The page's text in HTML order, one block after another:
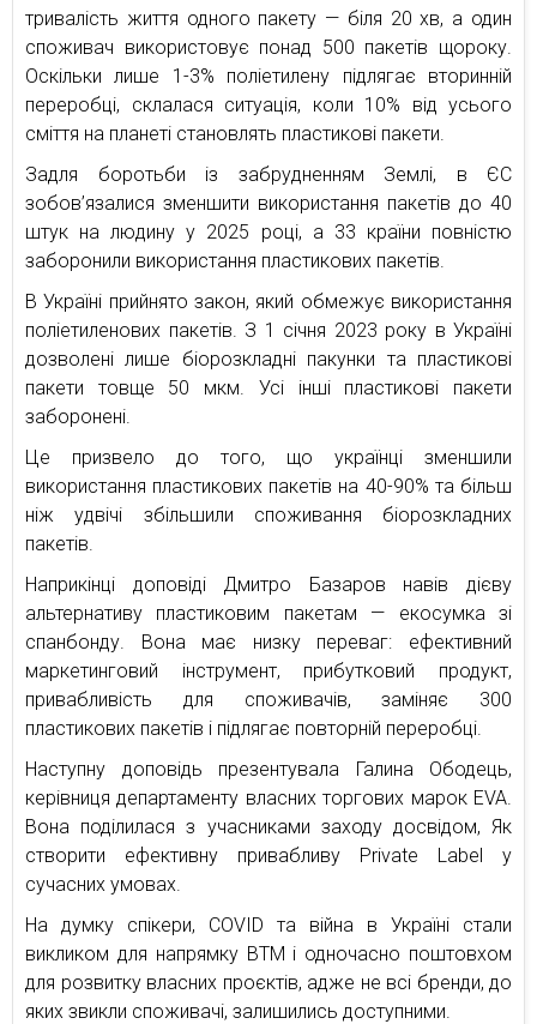
тривалість життя одного пакету — біля 20 хв, а один
споживач використовує понад 500 пакетів щороку.
Оскільки лише 1-3% поліетилену підлягає вторинній
переробці, склалася ситуація, коли 10% від усього
сміття на планеті становлять пластикові пакети.
Задля боротьби із забрудненням Землі, в ЄС
зобов’язалися зменшити використання пакетів до 40
штук на людину у 2025 році, а 33 країни повністю
заборонили використання пластикових пакетів.
В Україні прийнято закон, який обмежує використання
поліетиленових пакетів. З 1 січня 2023 року в Україні
дозволені лише біорозкладні пакунки та пластикові
пакети товще 50 мкм. Усі інші пластикові пакети
заборонені.
Це призвело до того, що українці зменшили
використання пластикових пакетів на 40-90% та більш
ніж удвічі збільшили споживання біорозкладних
пакетів.
Наприкінці доповіді Дмитро Базаров навів дієву
альтернативу пластиковим пакетам — екосумка зі
спанбонду. Вона має низку переваг: ефективний
маркетинговий інструмент, прибутковий продукт,
привабливість для споживачів, заміняє 300
пластикових пакетів і підлягає повторній переробці.
Наступну доповідь презентувала Галина Ободець,
керівниця департаменту власних торгових марок EVA.
Вона поділилася з учасниками заходу досвідом, Як
створити ефективну привабливу Private Label у
сучасних умовах.
На думку спікери, COVID та війна в Україні стали
викликом для напрямку ВТМ і одночасно поштовхом
для розвитку власних проєктів, адже не всі бренди, до
яких звикли споживачі, залишились доступними.